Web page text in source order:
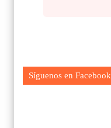
Síguenos en Facebook